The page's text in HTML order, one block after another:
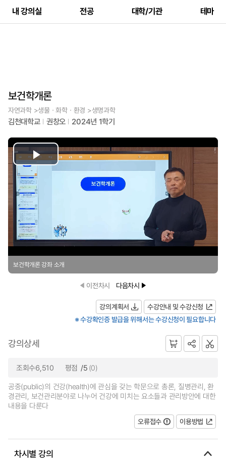
내 강의실 전공 대학/기관 테마
보건학개론
자연과학 >생물ㆍ화학ㆍ환경 >생명과학
김천대학교 권창오 2024년 1학기
Play
Video
보건학개론 강좌 소개
이전차시 다음차시
강의계획서
수강안내 및 수강신청
※ 수강확인증 발급을 위해서는 수강신청이 필요합니다
강의상세
조회수6,510 평점 /5 (0)
공중(public)의 건강(health)에 관심을 갖는 학문으로 총론, 질병관리, 환
경관리, 보건관리분야로 나누어 건강에 미치는 요소들과 관리방안에 대한
내용을 다룬다
오류접수
이용방법
차시별 강의